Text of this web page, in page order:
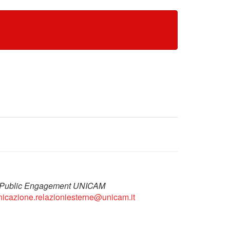
Engagement UNICAM